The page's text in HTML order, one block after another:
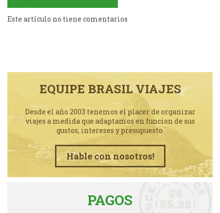
Este artículo no tiene comentarios
EQUIPE BRASIL VIAJES
Desde el año 2003 tenemos el placer de organizar
viajes a medida que adaptamos en funcion de sus
gustos, intereses y presupuesto.
Hable con nosotros!
PAGOS